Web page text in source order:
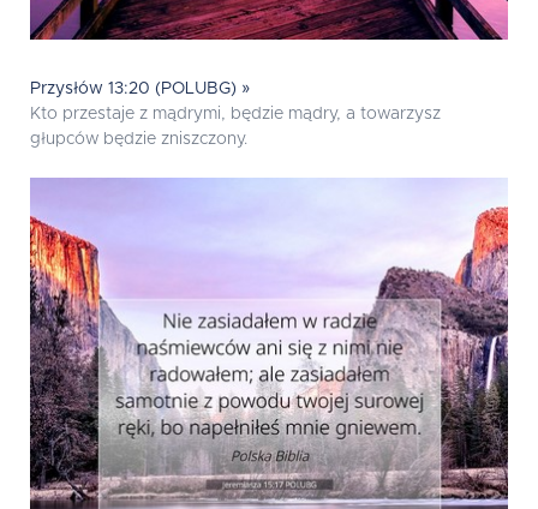
Przysłów 13:20 (POLUBG) »
Kto przestaje z mądrymi, będzie mądry, a towarzysz
głupców będzie zniszczony.